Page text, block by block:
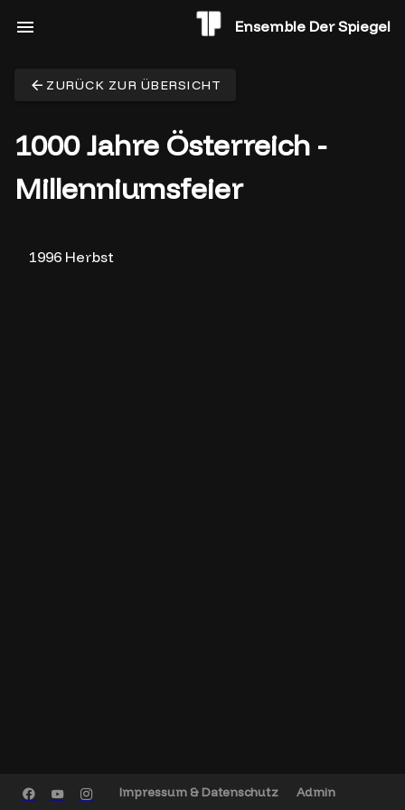
Ensemble Der Spiegel
ZURÜCK ZUR ÜBERSICHT
1000 Jahre Österreich -
Millenniumsfeier
1996 Herbst
Impressum & Datenschutz Admin